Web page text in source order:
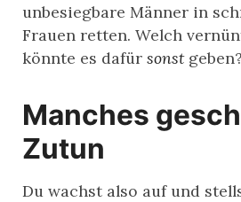
unbesiegbare Männer in
Frauen retten. Welch
könnte es dafür sonstgeben?
Manches
Zutun
Du wachst also auf und